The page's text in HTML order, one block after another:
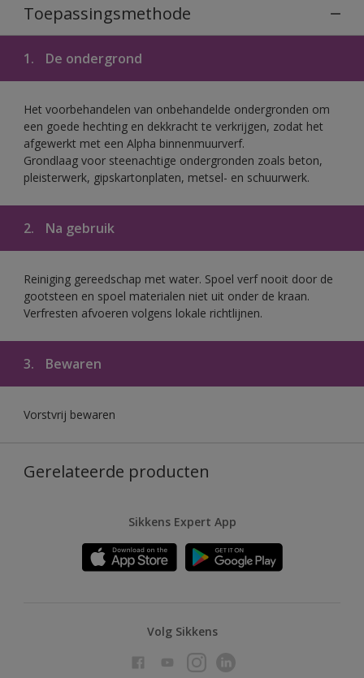
Toepassingsmethode
1. De ondergrond
Het voorbehandelen van onbehandelde ondergronden om
een goede hechting en dekkracht te verkrijgen, zodat het
afgewerkt met een Alpha binnenmuurverf.
Grondlaag voor steenachtige ondergronden zoals beton,
pleisterwerk, gipskartonplaten, metsel- en schuurwerk.
2. Na gebruik
Reiniging gereedschap met water. Spoel verf nooit door de
gootsteen en spoel materialen niet uit onder de kraan.
Verfresten afvoeren volgens lokale richtlijnen.
3. Bewaren
Vorstvrij bewaren
Gerelateerde producten
Sikkens Expert App
Volg Sikkens